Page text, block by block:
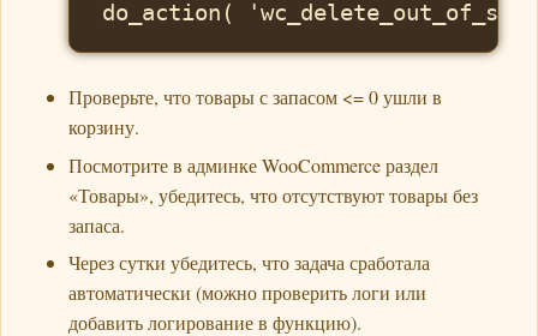
Проверьте, что товары с запасом <= 0 ушли в
корзину.
Посмотрите в админке WooCommerce раздел
«Товары», убедитесь, что отсутствуют товары без
запаса.
Через сутки убедитесь, что задача сработала
автоматически (можно проверить логи или
добавить логирование в функцию).